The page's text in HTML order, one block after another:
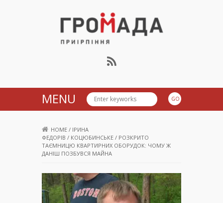
Громада Приірпіння
MENU
HOME / ІРИНА
ФЕДОРІВ / КОЦЮБИНСЬКЕ / РОЗКРИТО
ТАЄМНИЦЮ КВАРТИРНИХ ОБОРУДОК: ЧОМУ Ж
ДАНІШ ПОЗБУВСЯ МАЙНА